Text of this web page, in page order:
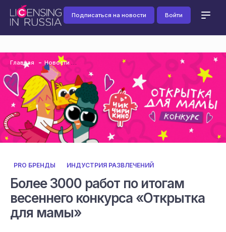
Подписаться на новости Войти
Главная Новости
PRO БРЕНДЫ ИНДУСТРИЯ РАЗВЛЕЧЕНИЙ
Более 3000 работ по итогам
весеннего конкурса «Открытка
для мамы»